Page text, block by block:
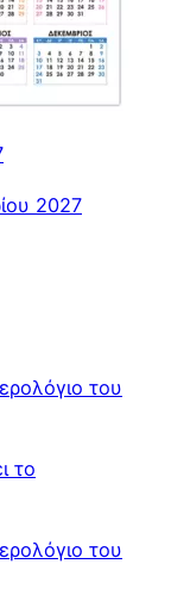
του
του